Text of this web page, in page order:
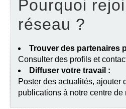
Pourquoi
réseau ?
Trouver des partenaires
Consulter des profils et
Diffuser votre travail :
Poster des actualités, ajouter
publications à notre centre de